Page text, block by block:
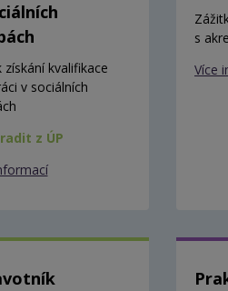
získání kvalifikace
v sociálních
z ÚP
s
Více